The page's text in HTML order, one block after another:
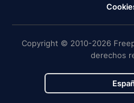
Copyright © 2010-2026
derechos